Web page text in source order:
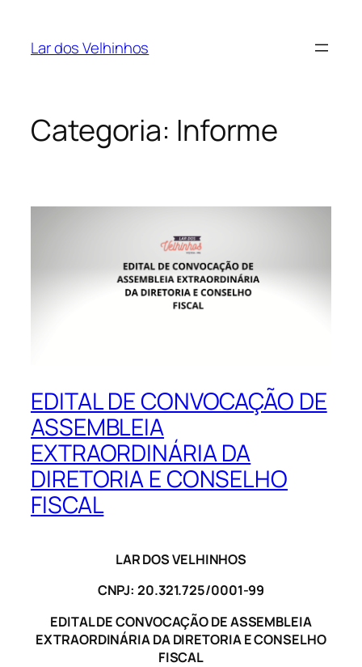
Lar dos Velhinhos
Categoria: Informe
EDITAL DE CONVOCAÇÃO DE
ASSEMBLEIA
EXTRAORDINÁRIA DA
DIRETORIA E CONSELHO
FISCAL
LAR DOS VELHINHOS
CNPJ: 20.321.725/0001-99
EDITAL DE CONVOCAÇÃO DE ASSEMBLEIA
EXTRAORDINÁRIA DA DIRETORIA E CONSELHO
FISCAL